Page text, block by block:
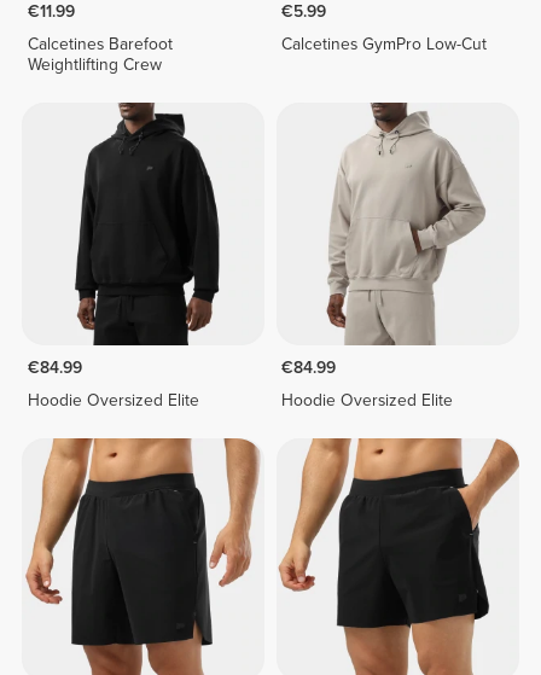
€11.99
Calcetines Barefoot
Weightlifting Crew
€5.99
Calcetines GymPro Low-Cut
€84.99
Hoodie Oversized Elite
€84.99
Hoodie Oversized Elite